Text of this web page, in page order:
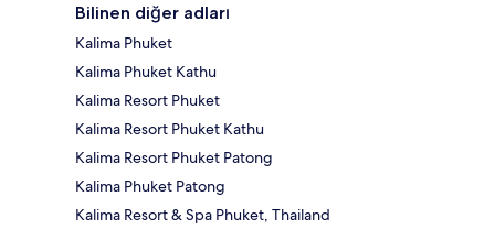
Bilinen diğer adları
Kalima Phuket
Kalima Phuket Kathu
Kalima Resort Phuket
Kalima Resort Phuket Kathu
Kalima Resort Phuket Patong
Kalima Phuket Patong
Kalima Resort & Spa Phuket, Thailand